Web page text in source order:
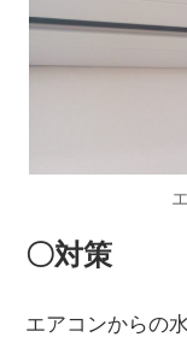
〇対策
エアコンからの